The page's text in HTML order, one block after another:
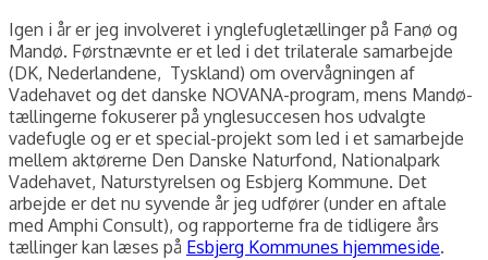
Igen i år er jeg involveret i ynglefugletællinger på Fanø og
Mandø. Førstnævnte er et led i det trilaterale samarbejde
(DK, Nederlandene, Tyskland) om overvågningen af
Vadehavet og det danske NOVANA-program, mens Mandø-
tællingerne fokuserer på ynglesuccesen hos udvalgte
vadefugle og er et special-projekt som led i et samarbejde
mellem aktørerne Den Danske Naturfond, Nationalpark
Vadehavet, Naturstyrelsen og Esbjerg Kommune. Det
arbejde er det nu syvende år jeg udfører (under en aftale
med Amphi Consult), og rapporterne fra de tidligere års
tællinger kan læses på Esbjerg Kommunes hjemmeside.